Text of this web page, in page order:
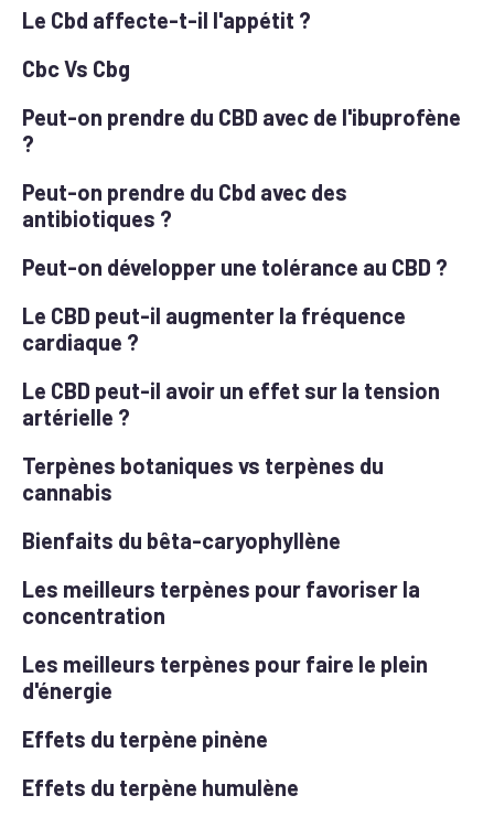
Le Cbd affecte-t-il l'appétit ?
Cbc Vs Cbg
Peut-on prendre du CBD avec de l'ibuprofène
?
Peut-on prendre du Cbd avec des
antibiotiques ?
Peut-on développer une tolérance au CBD ?
Le CBD peut-il augmenter la fréquence
cardiaque ?
Le CBD peut-il avoir un effet sur la tension
artérielle ?
Terpènes botaniques vs terpènes du
cannabis
Bienfaits du bêta-caryophyllène
Les meilleurs terpènes pour favoriser la
concentration
Les meilleurs terpènes pour faire le plein
d'énergie
Effets du terpène pinène
Effets du terpène humulène